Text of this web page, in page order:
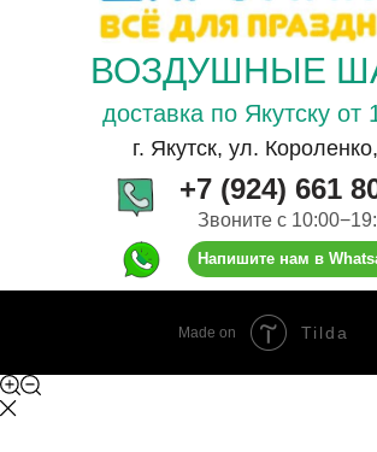
ВОЗДУШНЫЕ
доставка по Якутску от
г. Якутск, ул.
+7 (924) 661
Напишите нам в
Звоните с
Made on Tilda